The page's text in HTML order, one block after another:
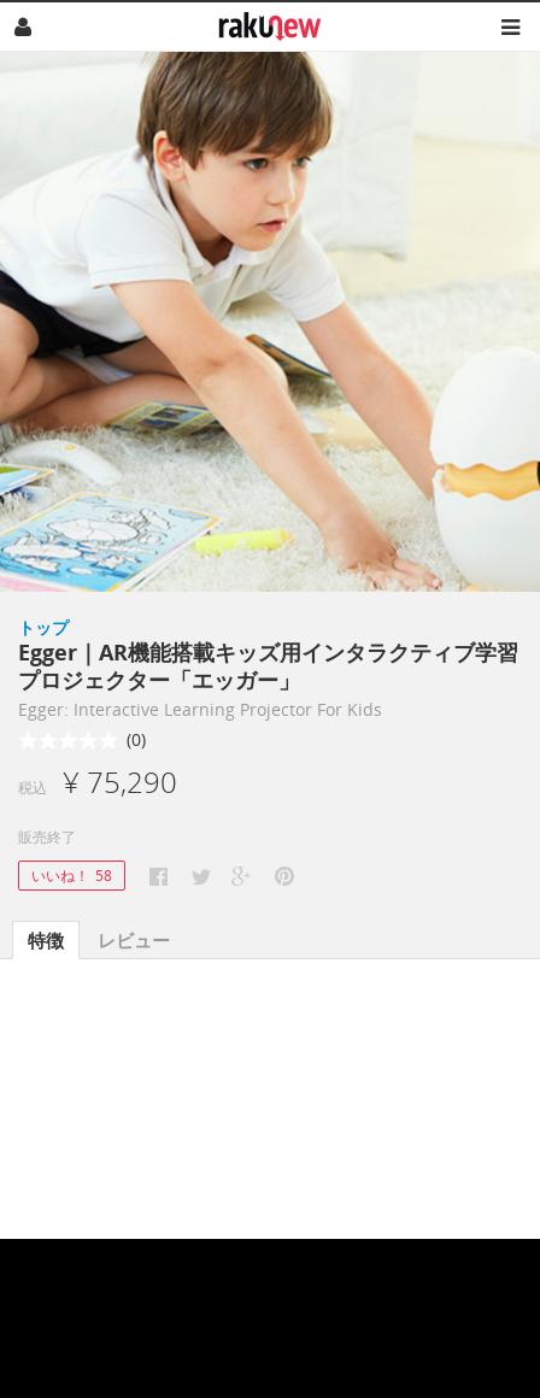
トップ
Egger｜AR機能搭載キッズ用インタラクティブ学習
プロジェクター「エッガー」
Egger: Interactive Learning Projector For Kids
(0)
税込 ¥ 75,290
販売終了
いいね！ 58
特徴 レビュー